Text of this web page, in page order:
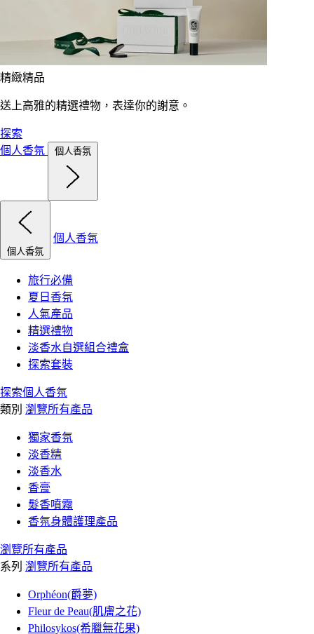
精緻精品
送上高雅的精選禮物，表達你的謝意。
探索
個人香氛
個人香氛
個人香氛
個人香氛
旅行必備
夏日香氛
人氣產品
精選禮物
淡香水自選組合禮盒
探索套裝
探索個人香氛
類別 瀏覽所有產品
獨家香氛
淡香精
淡香水
香膏
髮香噴霧
香氛身體護理產品
瀏覽所有產品
系列 瀏覽所有產品
Orphéon(爵夢)
Fleur de Peau(肌膚之花)
Philosykos(希臘無花果)